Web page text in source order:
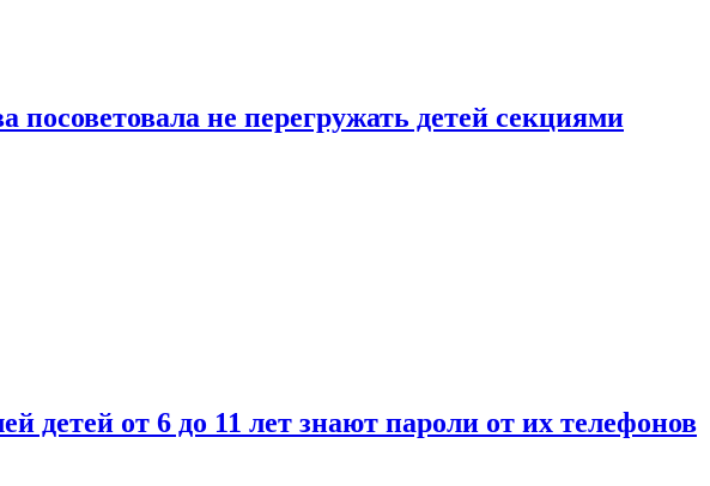
посоветовала не перегружать детей секциями
детей от 6 до 11 лет знают пароли от их телефонов